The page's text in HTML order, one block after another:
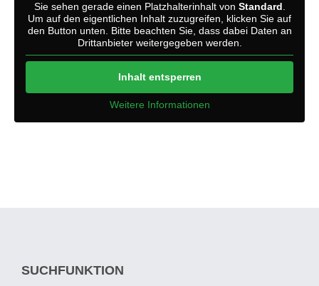
Sie sehen gerade einen Platzhalterinhalt von Standard
Um auf den eigentlichen Inhalt zuzugreifen, klicken Sie auf
den Button unten. Bitte beachten Sie, dass dabei Daten an
Drittanbieter weitergegeben werden.
Inhalt entsperren
Weitere Informationen
SUCHFUNKTION